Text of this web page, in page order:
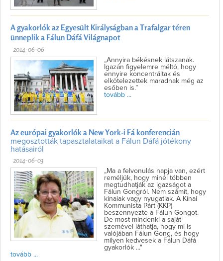
A gyakorlók az Egyesült Királyságban a Trafalgar téren
ünneplik a Fálun Dáfá Világnapot
2014-06-06
„Annyira békésnek látszanak.
Igazán figyelemre méltó, hogy
ennyire koncentráltak és
elkötelezettek maradnak még az
esőben is.”
tovább ...
Az európai gyakorlók a New York-i Fá konferencián
megosztották tapasztalataikat a Fálun Dáfá jótékony
hatásairól
2014-06-03
„Ma a felvonulás napja van, ezért
reméljük, hogy minél többen
megtudhatják az igazságot a
Fálun Gongról. Nem számít, hogy
kínaiak vagy nyugatiak. A Kínai
Kommunista Párt (KKP)
beszennyezte a Fálun Gongot.
De most mindenki a saját
szemével láthatja, hogy mi is
valójában Fálun Gong, és hogy
milyen kedvesek a Fálun Dáfá
gyakorlók ..."
tovább ...